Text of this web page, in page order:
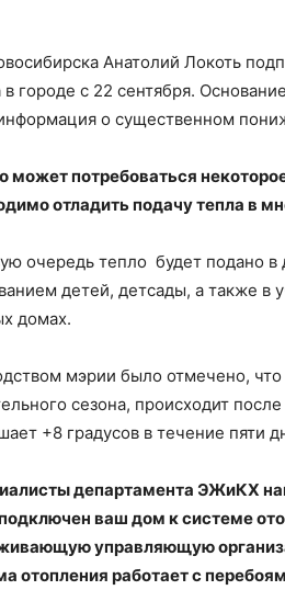
Анатолий Локоть
в городе с 22 сентября.
о существенном
может потребоваться
отладить подачу тепла в
очередь тепло будет подано в
детей, детсады, а также в
домах.
мэрии было отмечено,
сезона, происходит
+8 градусов в течение пяти
департамента ЭЖиКХ
ваш дом к системе
управляющую
отопления работает с